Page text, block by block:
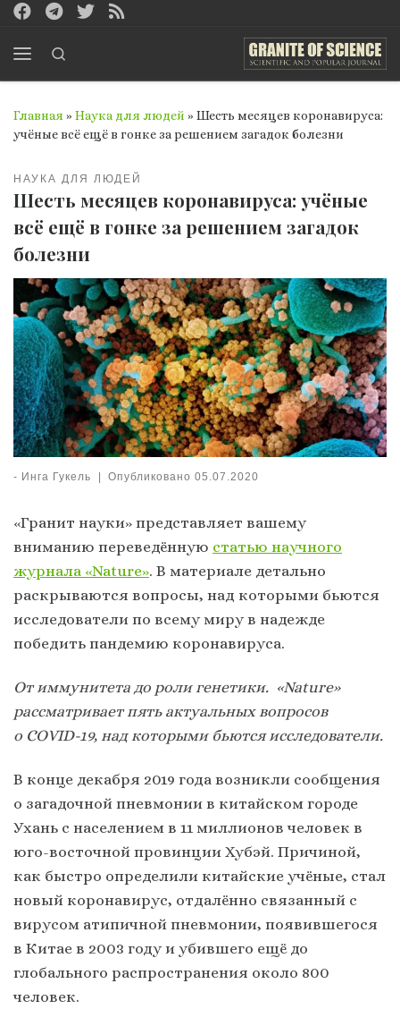
Перейти к содержимому
Главная » Наука для людей » Шесть месяцев коронавируса:
учёные всё ещё в гонке за решением загадок болезни
НАУКА ДЛЯ ЛЮДЕЙ
Шесть месяцев коронавируса: учёные
всё ещё в гонке за решением загадок
болезни
- Инга Гукель | Опубликовано05.07.2020
«Гранит науки» представляет вашему
вниманию переведённую статью научного
журнала «Nature». В материале детально
раскрываются вопросы, над которыми бьются
исследователи по всему миру в надежде
победить пандемию коронавируса.
От иммунитета до роли генетики. «Nature»
рассматривает пять актуальных вопросов
о COVID-19, над которыми бьются исследователи.
В конце декабря 2019 года возникли сообщения
о загадочной пневмонии в китайском городе
Ухань с населением в 11 миллионов человек в
юго-восточной провинции Хубэй. Причиной,
как быстро определили китайские учёные, стал
новый коронавирус, отдалённо связанный с
вирусом атипичной пневмонии, появившегося
в Китае в 2003 году и убившего ещё до
глобального распространения около 800
человек.